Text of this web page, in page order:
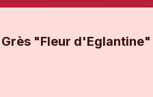
"Fleur d'Eglantine"